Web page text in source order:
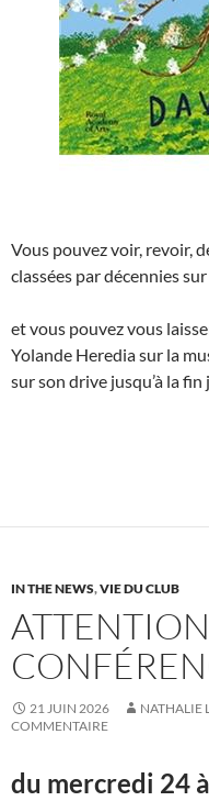
Vous pouvez voir, revoir,
classées par décennies sur
et vous pouvez vous
Yolande Heredia sur la
sur son drive jusqu’à la fin
IN THE NEWS,VIE DU CLUB
21 JUIN 2026 NATHALIE
COMMENTAIRE
du mercredi 24